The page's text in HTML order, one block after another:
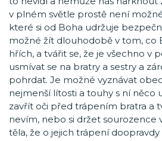
v plném světle prostě není
které si od Boha udržuje
možné žít dlouhodobě v tom, co
hřích, a tvářit se, že je všechno v
usmívat se na bratry a sestry a
pohrdat. Je možné vyznávat
nejmenší lítosti a touhy s ní něco
zavřít oči před trápením bratra a
nevím, nebo si držet sourozence
těla, že o jejich trápení